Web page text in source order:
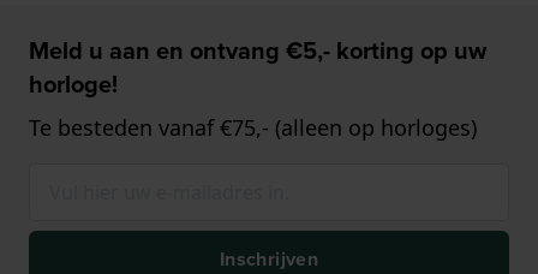
Meld u aan en ontvang €5,- korting op uw
horloge!
Te besteden vanaf €75,- (alleen op horloges)
Inschrijven